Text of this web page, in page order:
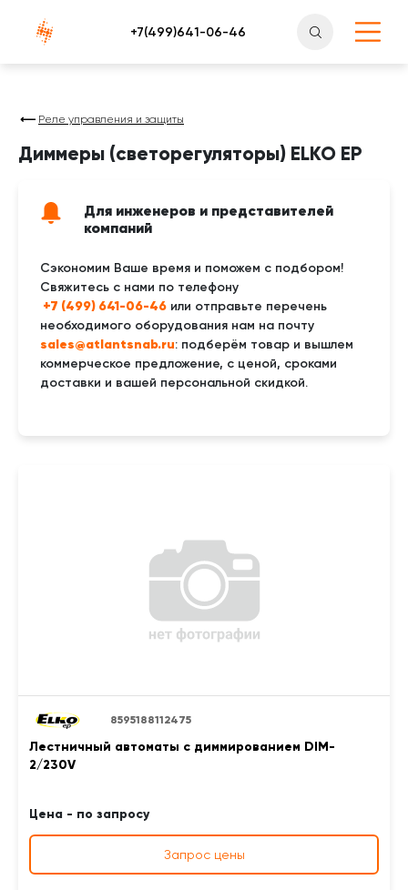
Атлантснаб
Реле управления и защиты
Диммеры (светорегуляторы) ELKO EP
Для инженеров и представителей
компаний
Сэкономим Ваше время и поможем с подбором!
Свяжитесь с нами по телефону
+7 (499) 641-06-46 или отправьте перечень
необходимого оборудования нам на почту
sales@atlantsnab.ru: подберём товар и вышлем
коммерческое предложение, с ценой, сроками
доставки и вашей персональной скидкой.
8595188112475
Лестничный автоматы с диммированием DIM-
2/230V
Цена - по запросу
Запрос цены